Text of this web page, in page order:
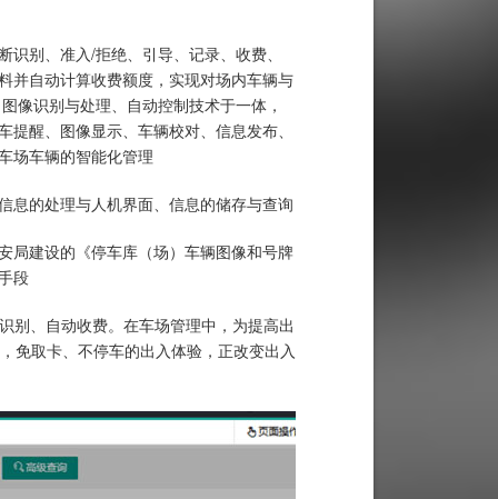
别、准入/拒绝、引导、记录、收费、
并自动计算收费额度，实现对场内车辆与
像识别与处理、自动控制技术于一体，
醒、图像显示、车辆校对、信息发布、
场车辆的智能化管理
息的处理与人机界面、信息的储存与查询
局建设的《停车库（场）车辆图像和号牌
段
别、自动收费。在车场管理中，为提高出
免取卡、不停车的出入体验，正改变出入